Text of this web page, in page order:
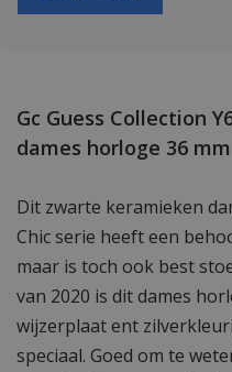
Gc Guess Collection
dames horloge 36 mm
Dit zwarte keramieken
Chic serie heeft een
maar is toch ook best
van 2020 is dit dames
wijzerplaat ent
speciaal. Goed om te